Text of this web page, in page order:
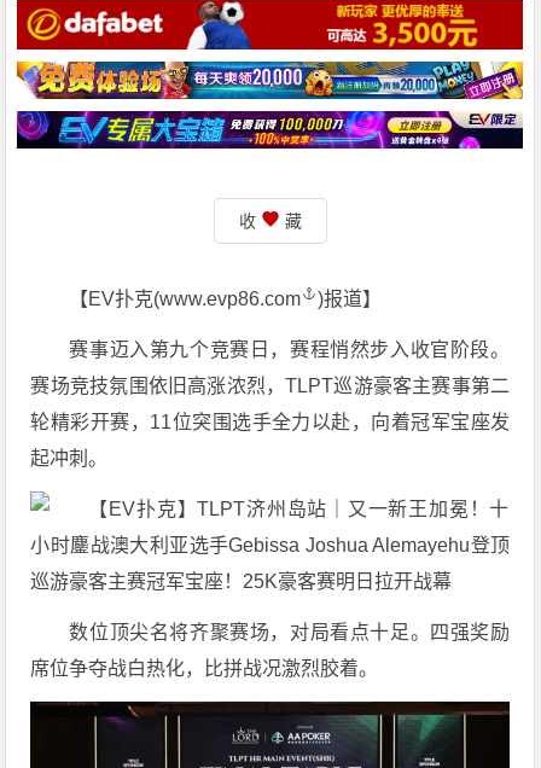
收 藏
【EV扑克(www.evp86.com )报道】
赛事迈入第九个竞赛日，赛程悄然步入收官阶段。
赛场竞技氛围依旧高涨浓烈，TLPT巡游豪客主赛事第二
轮精彩开赛，11位突围选手全力以赴，向着冠军宝座发
起冲刺。
数位顶尖名将齐聚赛场，对局看点十足。四强奖励
席位争夺战白热化，比拼战况激烈胶着。